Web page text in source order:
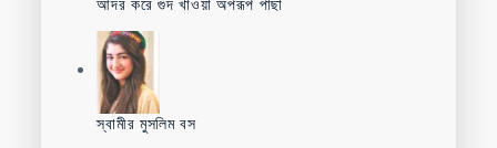
স্বামীর মুসলিম বস